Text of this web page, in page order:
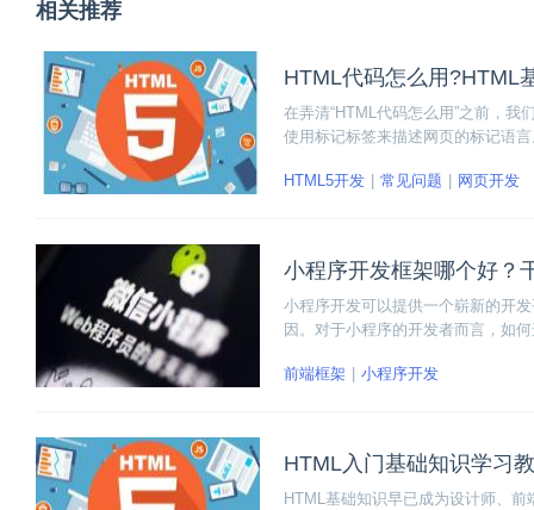
相关推荐
HTML代码怎么用?HTML
在弄清“HTML代码怎么用”之前，
使用标记标签来描述网页的标记语
HTML5开发
常见问题 网页开发
小程序开发框架哪个好？
小程序开发可以提供一个崭新的开
因。对于小程序的开发者而言，如
A和wepy。
前端框架 小程序开发
HTML入门基础知识学习
HTML基础知识早已成为设计师、